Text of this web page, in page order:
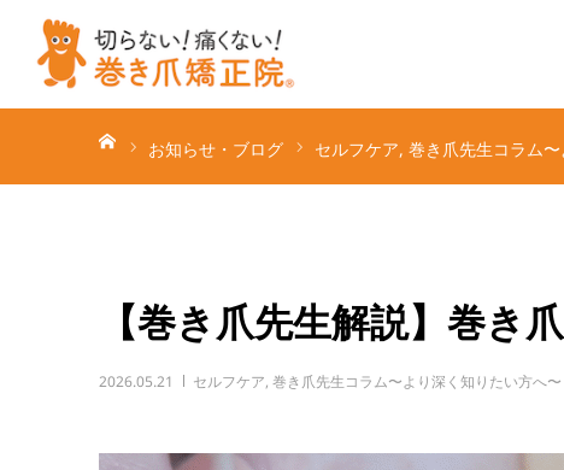
お知らせ・ブログ セルフケア 巻き爪先生コラム
【巻き爪先生解説】巻き
2026.05.21 セルフケア, 巻き爪先生コラム〜より深く知りたい方へ〜